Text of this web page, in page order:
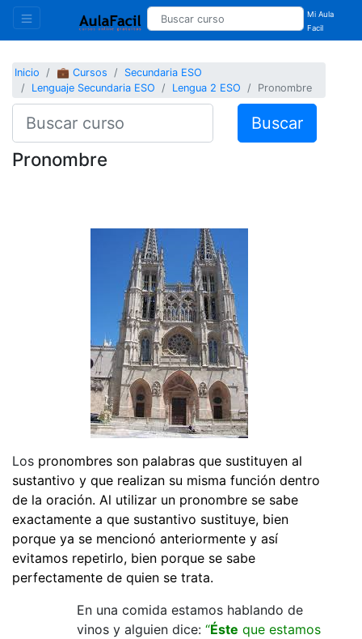
Mi Aula
Facil
Inicio 💼 Cursos
Secundaria ESO
Lenguaje Secundaria ESO
Lengua 2 ESO Pronombre
Buscar
Pronombre
Los pronombres son palabras que sustituyen al
sustantivo y que realizan su misma función dentro
de la oración. Al utilizar un pronombre se sabe
exactamente a que sustantivo sustituye, bien
porque ya se mencionó anteriormente y así
evitamos repetirlo, bien porque se sabe
perfectamente de quien se trata.
En una comida estamos hablando de
vinos y alguien dice: “Éste que estamos